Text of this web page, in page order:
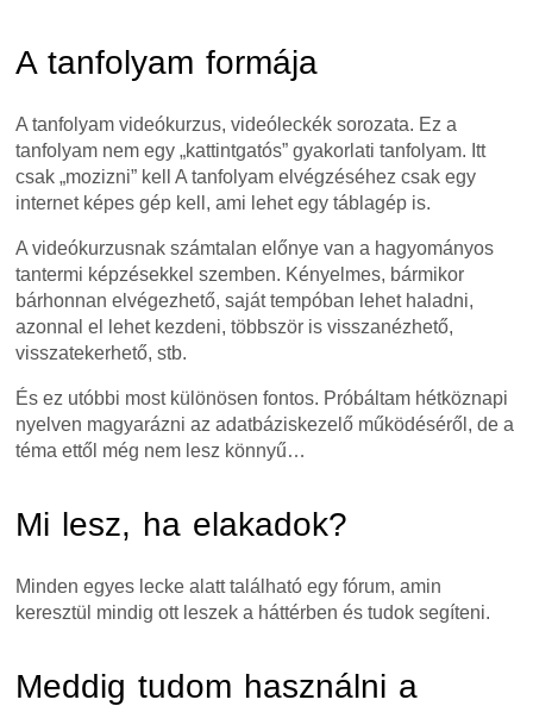
A tanfolyam formája
A tanfolyam videókurzus, videóleckék sorozata. Ez a
tanfolyam nem egy „kattintgatós” gyakorlati tanfolyam. Itt
csak „mozizni” kell A tanfolyam elvégzéséhez csak egy
internet képes gép kell, ami lehet egy táblagép is.
A videókurzusnak számtalan előnye van a hagyományos
tantermi képzésekkel szemben. Kényelmes, bármikor
bárhonnan elvégezhető, saját tempóban lehet haladni,
azonnal el lehet kezdeni, többször is visszanézhető,
visszatekerhető, stb.
És ez utóbbi most különösen fontos. Próbáltam hétköznapi
nyelven magyarázni az adatbáziskezelő működéséről, de a
téma ettől még nem lesz könnyű…
Mi lesz, ha elakadok?
Minden egyes lecke alatt található egy fórum, amin
keresztül mindig ott leszek a háttérben és tudok segíteni.
Meddig tudom használni a